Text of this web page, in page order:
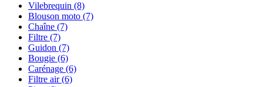
Vilebrequin (8)
Blouson moto (7)
Chaîne (7)
Filtre (7)
Guidon (7)
Bougie (6)
Carénage (6)
Filtre air(6)